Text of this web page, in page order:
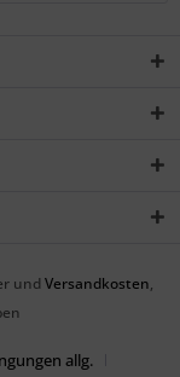
und Versandkosten,
allg.